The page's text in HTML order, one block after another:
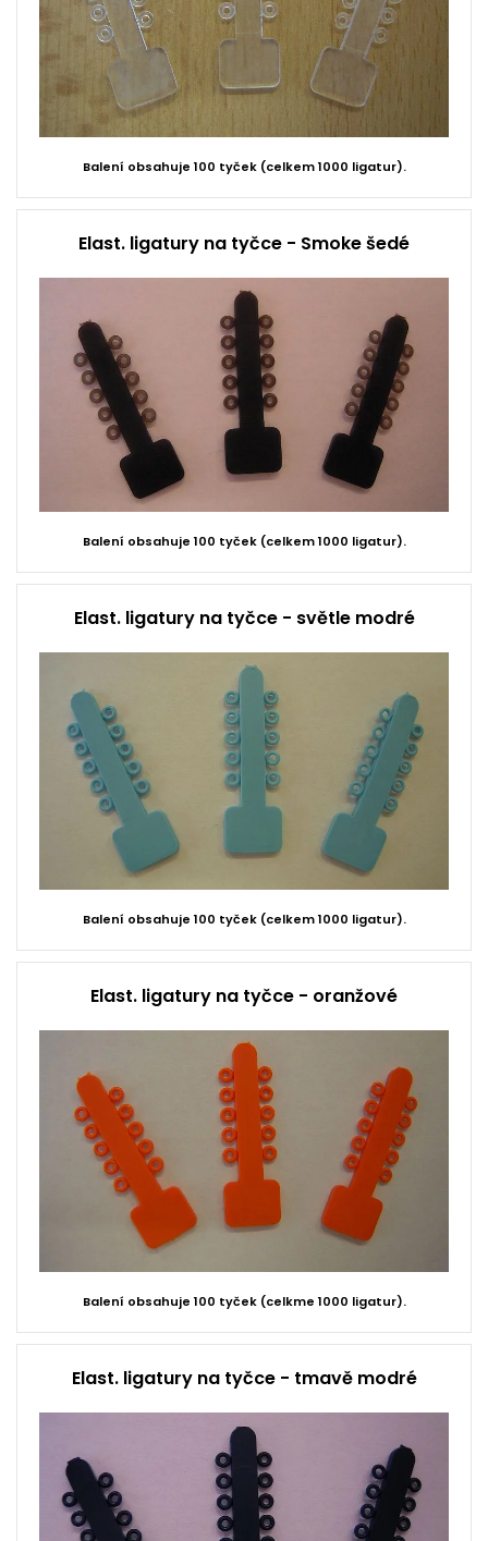
Balení obsahuje 100 tyček (celkem 1000 ligatur).
Elast. ligatury na tyčce - Smoke šedé
Balení obsahuje 100 tyček (celkem 1000 ligatur).
Elast. ligatury na tyčce - světle modré
Balení obsahuje 100 tyček (celkem 1000 ligatur).
Elast. ligatury na tyčce - oranžové
Balení obsahuje 100 tyček (celkme 1000 ligatur).
Elast. ligatury na tyčce - tmavě modré